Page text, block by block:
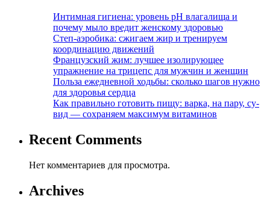
Интимная гигиена: уровень pH влагалища и
почему мыло вредит женскому здоровью
Степ-аэробика: сжигаем жир и тренируем
координацию движений
Французский жим: лучшее изолирующее
упражнение на трицепс для мужчин и женщин
Польза ежедневной ходьбы: сколько шагов нужно
для здоровья сердца
Как правильно готовить пищу: варка, на пару, су-
вид — сохраняем максимум витаминов
Recent Comments
Нет комментариев для просмотра.
Archives